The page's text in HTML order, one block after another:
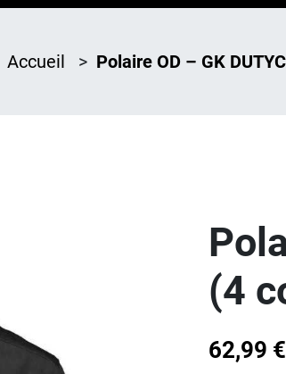
Accueil > Polaire OD – GK
(4
62,99 €